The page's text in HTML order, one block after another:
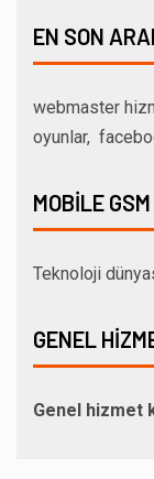
EN SON
webmaster
oyunlar,
MOBILE
Teknoloji
GENEL
Genel hizmet